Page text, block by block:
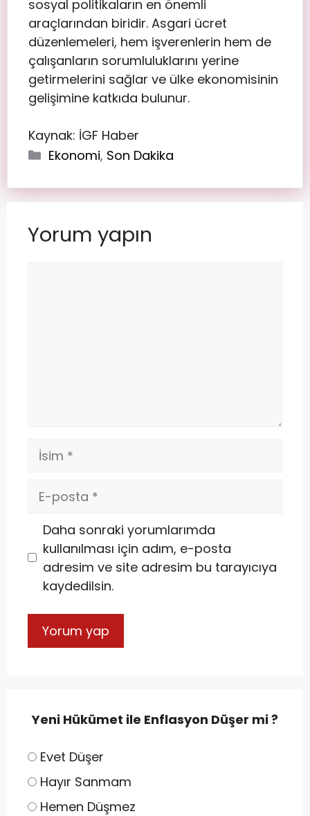
sosyal politikaların en önemli
araçlarından biridir. Asgari ücret
düzenlemeleri, hem işverenlerin hem de
çalışanların sorumluluklarını yerine
getirmelerini sağlar ve ülke ekonomisinin
gelişimine katkıda bulunur.
Kaynak: İGF Haber
Ekonomi, Son Dakika
Yorum yapın
Daha sonraki yorumlarımda
kullanılması için adım, e-posta
adresim ve site adresim bu tarayıcıya
kaydedilsin.
Yeni Hükümet ile Enflasyon Düşer mi ?
Evet Düşer
Hayır Sanmam
Hemen Düşmez